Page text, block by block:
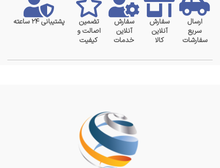
ارسال
سریع
سفارشات
سفارش
آنلاین
کالا
سفارش
آنلاین
خدمات
تضمین
اصالت و
کیفیت
پشتیبانی ۲۴ ساعته